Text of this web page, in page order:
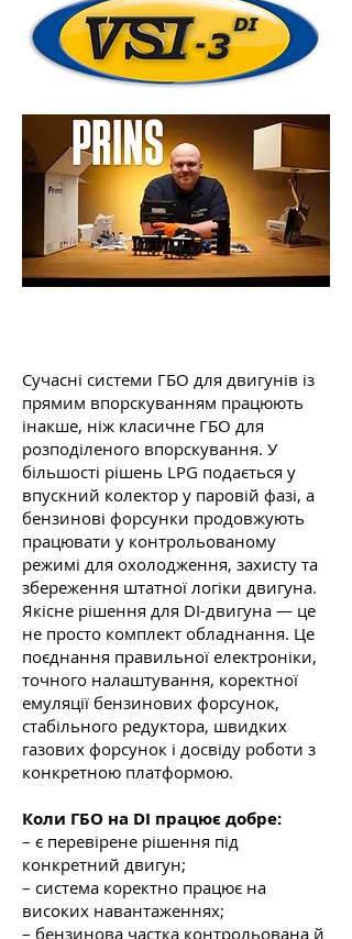
Сучасні системи ГБО для двигунів із
прямим впорскуванням працюють
інакше, ніж класичне ГБО для
розподіленого впорскування. У
більшості рішень LPG подається у
впускний колектор у паровій фазі, а
бензинові форсунки продовжують
працювати у контрольованому
режимі для охолодження, захисту та
збереження штатної логіки двигуна.
Якісне рішення для DI-двигуна — це
не просто комплект обладнання. Це
поєднання правильної електроніки,
точного налаштування, коректної
емуляції бензинових форсунок,
стабільного редуктора, швидких
газових форсунок і досвіду роботи з
конкретною платформою.
Коли ГБО на DI працює добре:
– є перевірене рішення під
конкретний двигун;
– система коректно працює на
високих навантаженнях;
– бензинова частка контрольована й